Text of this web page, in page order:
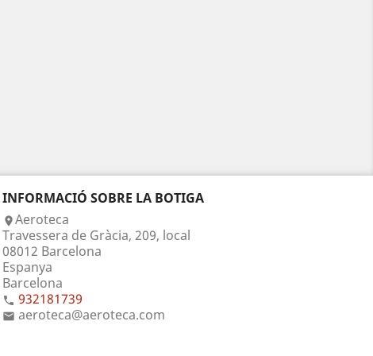
INFORMACIÓ SOBRE LA BOTIGA
Aeroteca
Travessera de Gràcia, 209, local
08012 Barcelona
Espanya
Barcelona
 932181739
 aeroteca@aeroteca.com